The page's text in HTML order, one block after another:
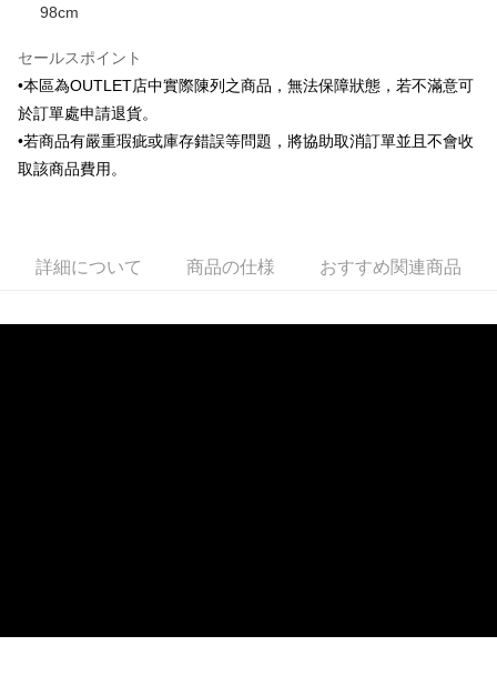
台湾楽天クレジットカード会社
説明
一、 AFTEE代金後払いについて
ウが表示されます。
2.SMSで認証してお支払い手続を進めてください。
3.注文するときのお支払いは不要です。商品はご指定の住所に配送されま
す。
はアプリの通知に従って、4大コンビニ、またはATM/オンラインバンキン
代金納付期限は最短で 14 日以内ですので、ご注意ください。AFTEE アプ
三、利用規約「AFTEE代金後払い」（以下当サービスという）はネットプ
ATM払い
配送方法
新竹物流離島宅配
LINEX 宇迅國際 送料を確認
98cm
セールスポイント
•本區為OUTLET店中實際陳列之商品，無法保障狀態，若不滿意可
於訂單處申請退貨。
•若商品有嚴重瑕疵或庫存錯誤等問題，將協助取消訂單並且不會收
取該商品費用。
詳細について 商品の仕様 おすすめ関連商品